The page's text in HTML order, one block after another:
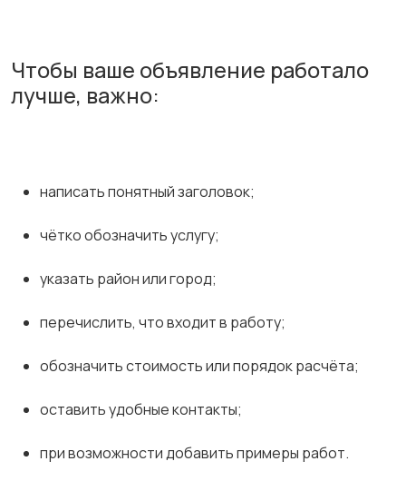
Чтобы ваше объявление работало
лучше, важно:
написать понятный заголовок;
чётко обозначить услугу;
указать район или город;
перечислить, что входит в работу;
обозначить стоимость или порядок расчёта;
оставить удобные контакты;
при возможности добавить примеры работ.